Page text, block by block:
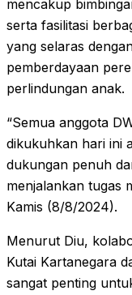
mencakup
serta fasilitasi
yang selaras
pemberdayaan
perlindungan anak.
“Semua anggota
dikukuhkan hari ini
dukungan penuh
menjalankan tugas
Kamis (8/8/2024).
Menurut Diu,
Kutai Kartanegara
sangat penting